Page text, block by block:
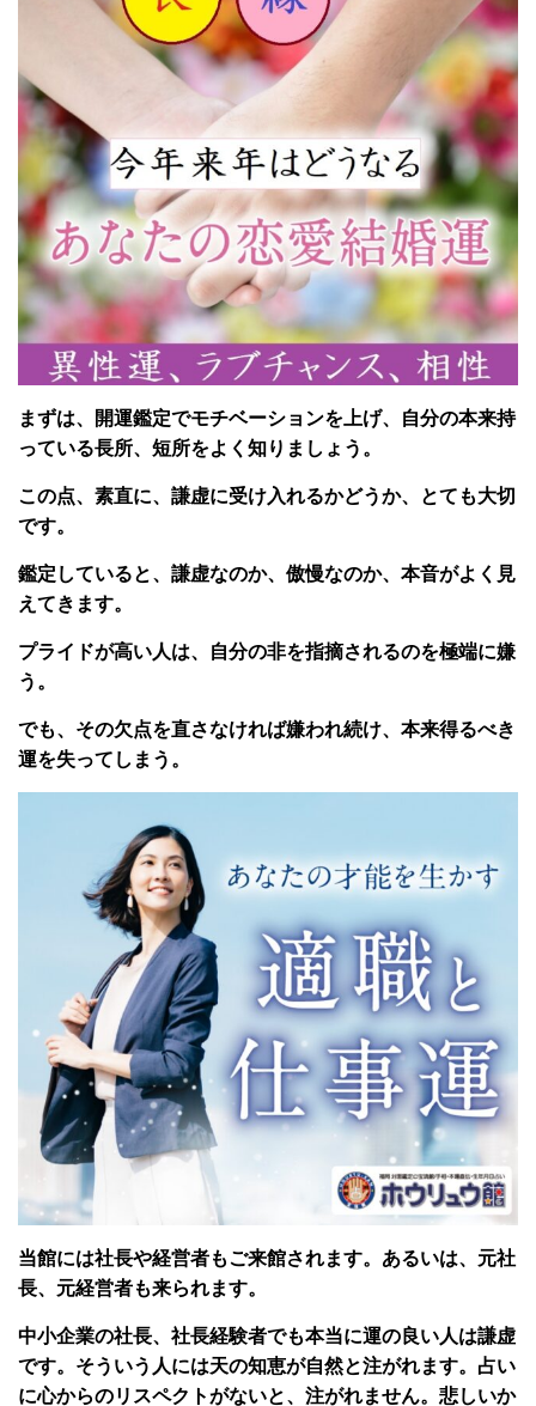
まずは、開運鑑定でモチベーションを上げ、自分の本来持
っている長所、短所をよく知りましょう。
この点、素直に、謙虚に受け入れるかどうか、とても大切
です。
鑑定していると、謙虚なのか、傲慢なのか、本音がよく見
えてきます。
プライドが高い人は、自分の非を指摘されるのを極端に嫌
う。
でも、その欠点を直さなければ嫌われ続け、本来得るべき
運を失ってしまう。
当館には社長や経営者もご来館されます。あるいは、元社
長、元経営者も来られます。
中小企業の社長、社長経験者でも本当に運の良い人は謙虚
です。そういう人には天の知恵が自然と注がれます。占い
に心からのリスペクトがないと、注がれません。悲しいか